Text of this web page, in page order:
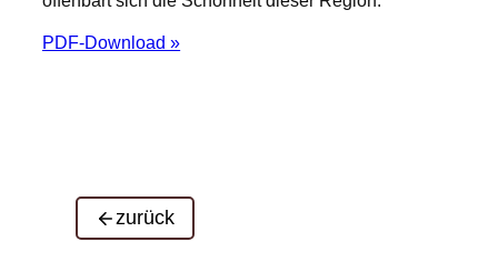
PDF-Download »
zurück